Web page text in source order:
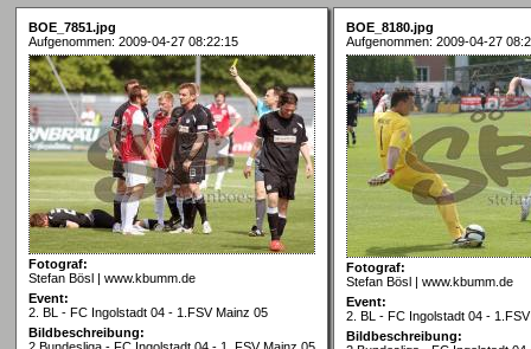
BOE_7851.jpg
Aufgenommen: 2009-04-27 08:22:15
Fotograf:
Stefan Bösl | www.kbumm.de
Event:
2. BL - FC Ingolstadt 04 - 1.FSV Mainz 05
Bildbeschreibung:
BOE_8180.jpg
Aufgenommen: 2009-04-27
Fotograf:
Stefan Bösl | www.kbumm.de
Event:
2. BL - FC Ingolstadt 04 -
Bildbeschreibung: